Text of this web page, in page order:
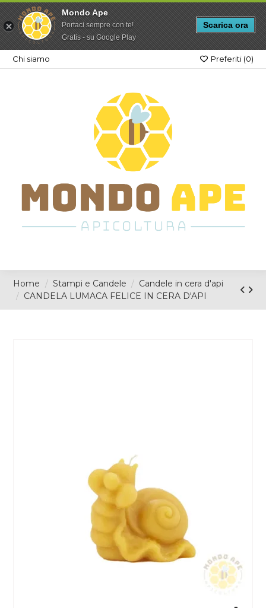
Mondo Ape
Portaci sempre con te!
Gratis - su Google Play
Scarica ora
Chi siamo Preferiti (0)
Home Stampi e Candele
Candele in cera d'api
CANDELA LUMACA FELICE IN CERA D'API